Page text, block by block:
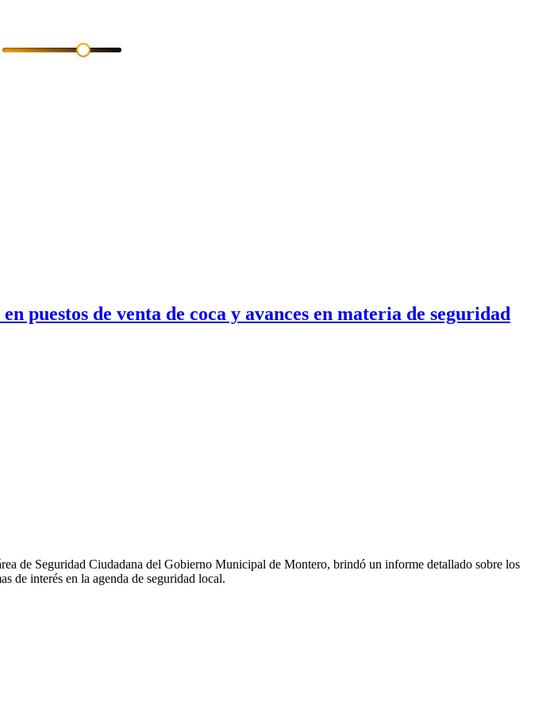
puestos de venta de coca y avances en materia de seguridad
de Seguridad Ciudadana del Gobierno Municipal de Montero, brindó un informe detallado sobre los
de interés en la agenda de seguridad local.